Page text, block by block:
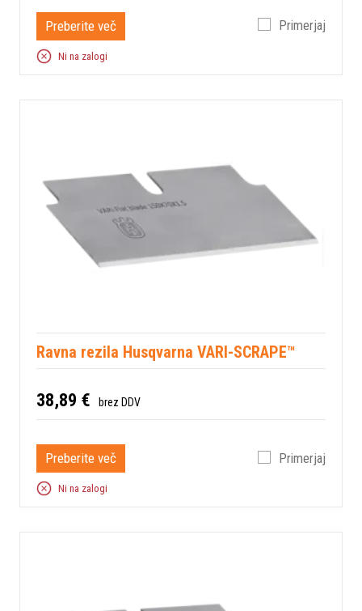
Preberite več Primerjaj
Ni na zalogi
Ravna rezila Husqvarna VARI-SCRAPE™
38,89 € brez DDV
Preberite več Primerjaj
Ni na zalogi